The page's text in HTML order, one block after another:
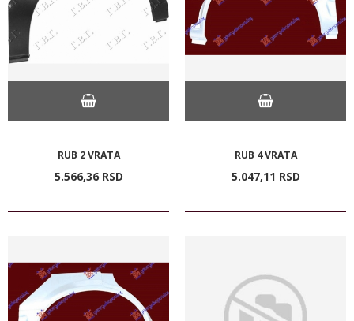
RUB 2 VRATA
5.566,36 RSD
RUB 4 VRATA
5.047,11 RSD